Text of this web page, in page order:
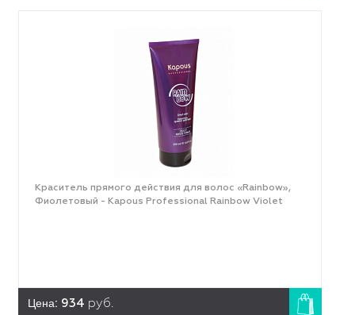
Краситель прямого действия для волос «Rainbow»,
Фиолетовый - Kapous Professional Rainbow Violet
Цена: 934 руб.